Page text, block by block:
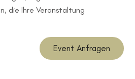
die Ihre Veranstaltung
Event Anfragen